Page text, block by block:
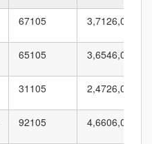
67105 3,7126,010
65105 3,6546,010
31 105 2,4726,010
92105 4,6606,010